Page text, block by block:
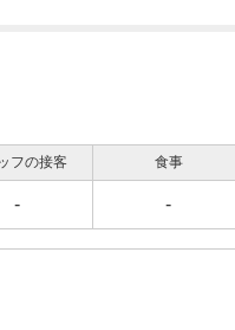
フの接客 食事
- -